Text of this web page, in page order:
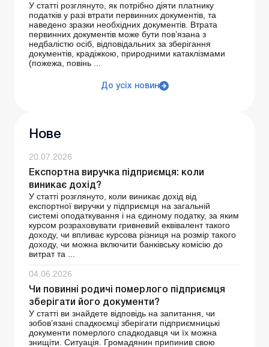
У статті розглянуто, як потрібно діяти платнику
податків у разі втрати первинних документів, та
наведено зразки необхідних документів. Втрата
первинних документів може бути пов’язана з
недбалістю осіб, відповідальних за зберігання
документів, крадіжкою, природними катаклізмами
(пожежа, повінь ...
До усіх новин
Нове
20.07.2026
Експортна виручка підприємця: коли
виникає дохід?
У статті розглянуто, коли виникає дохід від
експортної виручки у підприємця на загальній
системі оподаткування і на єдиному податку, за яким
курсом розраховувати гривневий еквівалент такого
доходу, чи впливає курсова різниця на розмір такого
доходу, чи можна включити банківську комісію до
витрат та ...
04.06.2026
Чи повинні родичі померлого підприємця
зберігати його документи?
У статті ви знайдете відповідь на запитання, чи
зобов’язані спадкоємці зберігати підприємницькі
документи померлого спадкодавця чи їх можна
знищіти. Ситуація. Громадянин припинив свою